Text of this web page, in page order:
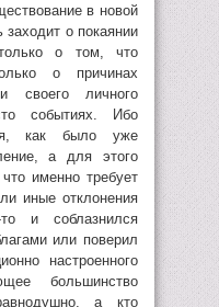
в новой
о покаянии
о том, что
о причинах
своего личного
событиях. Ибо
как было уже
а для этого
именно требует
иные отклонения
и соблазнился
или поверил
настроенного
большинство
а кто